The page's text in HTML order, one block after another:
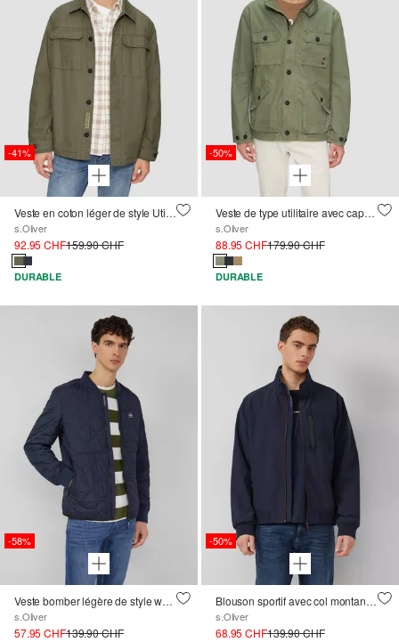
-41%
Veste en coton léger de style Utility
s.Oliver
92.95 CHF159.90 CHF
DURABLE
-50%
Veste de type utilitaire avec capuche dans le col
s.Oliver
88.95 CHF179.90 CHF
DURABLE
-58%
Veste bomber légère de style workwear
s.Oliver
57.95 CHF139.90 CHF
-50%
Blouson sportif avec col montant et bords-côtes
s.Oliver
68.95 CHF139.90 CHF